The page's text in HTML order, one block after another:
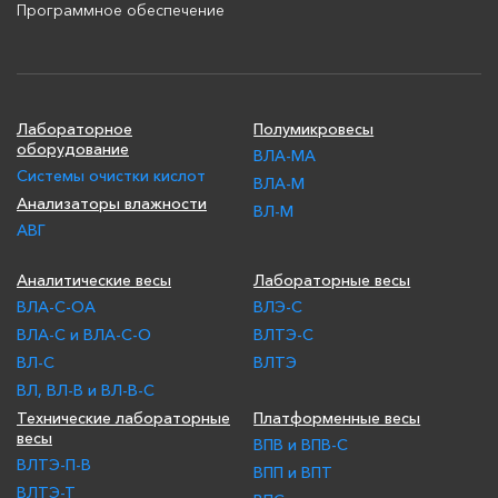
Программное обеспечение
Лабораторное
оборудование
Системы очистки кислот
Анализаторы влажности
АВГ
Полумикровесы
ВЛА-МА
ВЛА-М
ВЛ-М
Аналитические весы
ВЛА-С-ОА
ВЛА-С и ВЛА-С-О
ВЛ-С
ВЛ, ВЛ-В и ВЛ-В-С
Лабораторные весы
ВЛЭ-С
ВЛТЭ-С
ВЛТЭ
Технические лабораторные
весы
ВЛТЭ-П-В
ВЛТЭ-Т
Платформенные весы
ВПВ и ВПВ-С
ВПП и ВПТ